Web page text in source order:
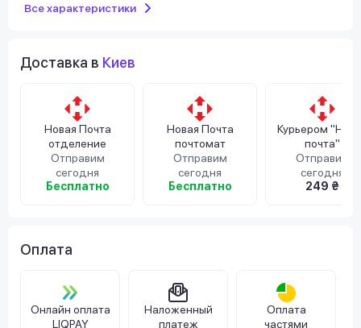
Все характеристики
Доставка в Киев
Новая Почта
отделение
Отправим
сегодня
Бесплатно
Новая Почта
почтомат
Отправим
сегодня
Бесплатно
Курьером
почта"
Отправим
сегодня
249 ₴
Оплата
Онлайн оплата
LIQPAY
Наложенный
платеж
Оплата
частями